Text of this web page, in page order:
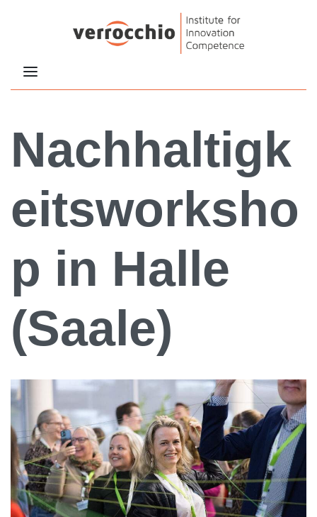
Nachhaltigk
eitsworksho
p in Halle
(Saale)